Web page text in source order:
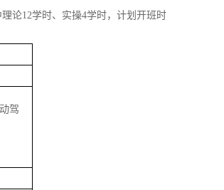
论12学时、实操4学时，计划开班时
驾